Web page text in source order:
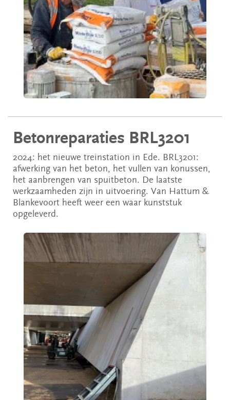
Betonreparaties BRL3201
2024: het nieuwe treinstation in Ede. BRL3201:
afwerking van het beton, het vullen van konussen,
het aanbrengen van spuitbeton. De laatste
werkzaamheden zijn in uitvoering. Van Hattum &
Blankevoort heeft weer een waar kunststuk
opgeleverd.